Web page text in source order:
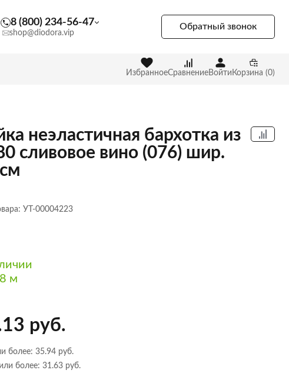
8 (800) 234-56-47
shop@diodora.vip
Обратный звонок
ИзбранноеСравнениеВойти Корзина (0)
неэластичная бархотка из
сливовое вино (076) шир.
УТ-00004223
м
руб.
более: 35.94 руб.
более: 31.63 руб.